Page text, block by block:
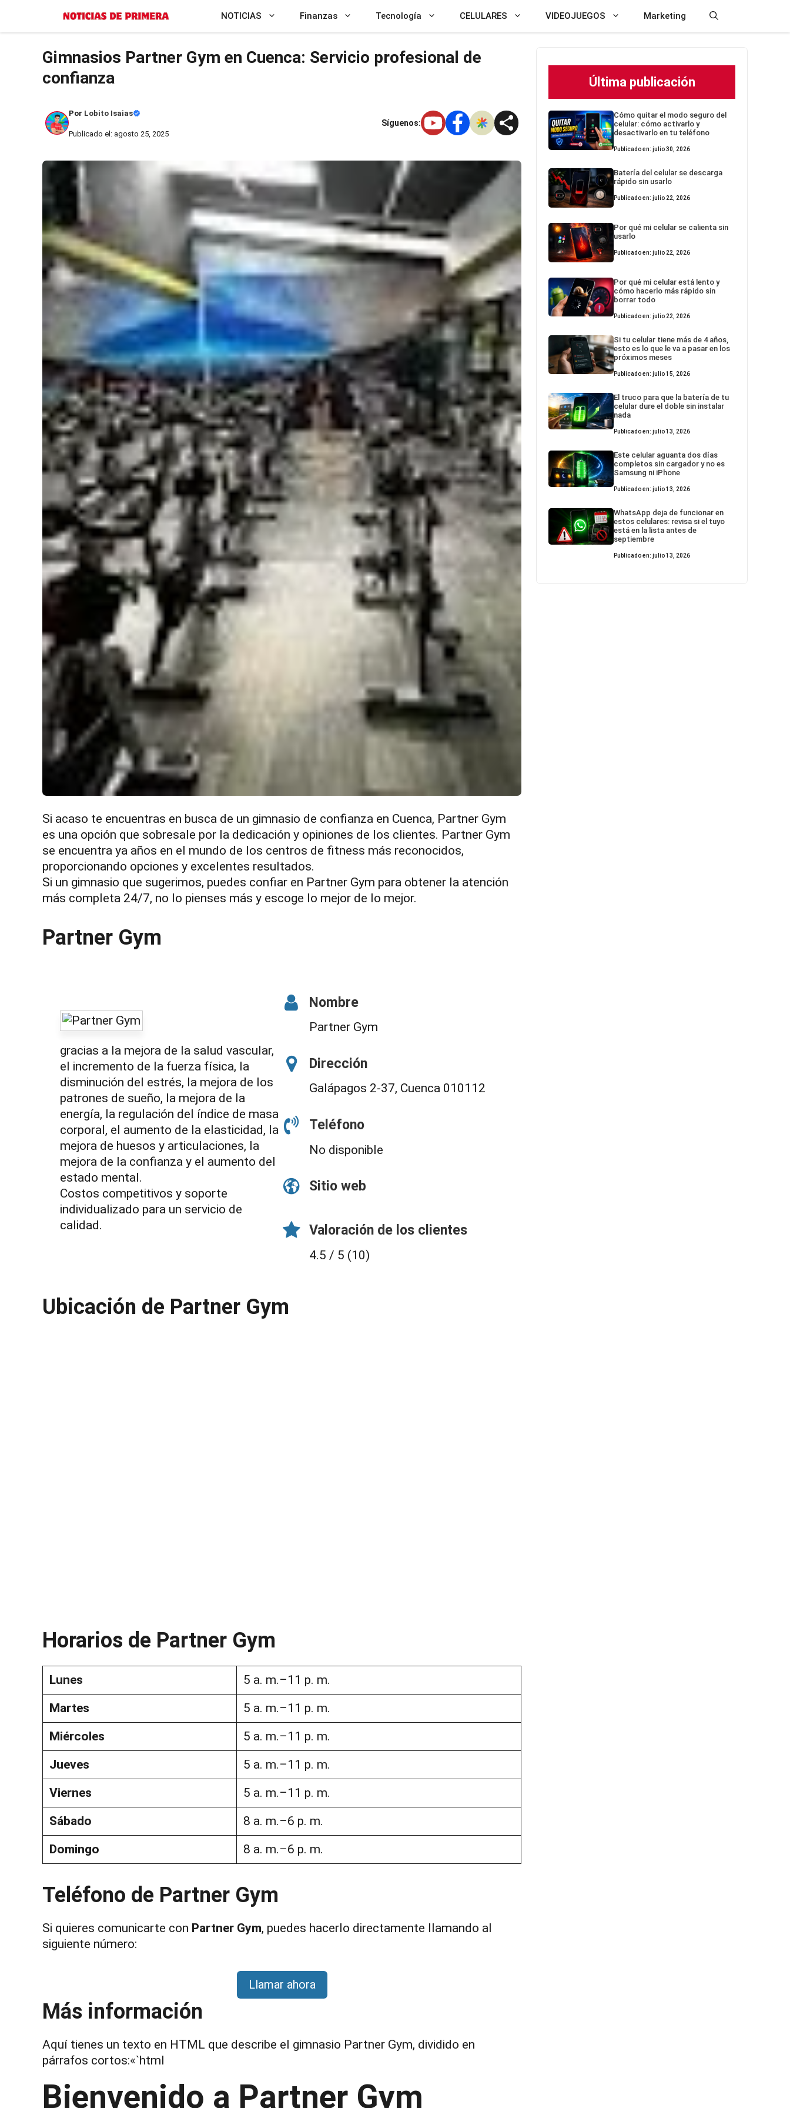
al
contenido
NOTICIAS Finanzas Tecnología CELULARES VIDEOJUEGOS Marketing
Gimnasios Partner Gym en Cuenca: Servicio profesional de
confianza
Por Lobito Isaias
Publicado el: agosto 25, 2025
Síguenos:
Si acaso te encuentras en busca de un gimnasio de confianza en Cuenca, Partner Gym
es una opción que sobresale por la dedicación y opiniones de los clientes. Partner Gym
se encuentra ya años en el mundo de los centros de fitness más reconocidos,
proporcionando opciones y excelentes resultados.
Si un gimnasio que sugerimos, puedes confiar en Partner Gym para obtener la atención
más completa 24/7, no lo pienses más y escoge lo mejor de lo mejor.
Partner Gym
gracias a la mejora de la salud vascular,
el incremento de la fuerza física, la
disminución del estrés, la mejora de los
patrones de sueño, la mejora de la
energía, la regulación del índice de masa
corporal, el aumento de la elasticidad, la
mejora de huesos y articulaciones, la
mejora de la confianza y el aumento del
estado mental.
Costos competitivos y soporte
individualizado para un servicio de
calidad.
Nombre
Partner Gym
Dirección
Galápagos 2-37, Cuenca 010112
Teléfono
No disponible
Sitio web
Valoración de los clientes
4.5 / 5 (10)
Ubicación de Partner Gym
Horarios de Partner Gym
Lunes
5 a. m.–11 p. m.
Martes
5 a. m.–11 p. m.
Miércoles
5 a. m.–11 p. m.
Jueves
5 a. m.–11 p. m.
Viernes
5 a. m.–11 p. m.
Sábado
8 a. m.–6 p. m.
Domingo
8 a. m.–6 p. m.
Teléfono de Partner Gym
Si quieres comunicarte con Partner Gym, puedes hacerlo directamente llamando al
siguiente número:
Llamar ahora
Más información
Aquí tienes un texto en HTML que describe el gimnasio Partner Gym, dividido en
párrafos cortos:«`html
Bienvenido a Partner Gym
Última publicación
Cómo quitar el modo seguro del
celular: cómo activarlo y
desactivarlo en tu teléfono
Publicado en: julio 30, 2026
Batería del celular se descarga
rápido sin usarlo
Publicado en: julio 22, 2026
Por qué mi celular se calienta sin
usarlo
Publicado en: julio 22, 2026
Por qué mi celular está lento y
cómo hacerlo más rápido sin
borrar todo
Publicado en: julio 22, 2026
Si tu celular tiene más de 4 años,
esto es lo que le va a pasar en los
próximos meses
Publicado en: julio 15, 2026
El truco para que la batería de tu
celular dure el doble sin instalar
nada
Publicado en: julio 13, 2026
Este celular aguanta dos días
completos sin cargador y no es
Samsung ni iPhone
Publicado en: julio 13, 2026
WhatsApp deja de funcionar en
estos celulares: revisa si el tuyo
está en la lista antes de
septiembre
Publicado en: julio 13, 2026